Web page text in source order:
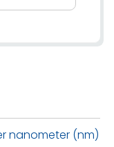
nanometer (nm)